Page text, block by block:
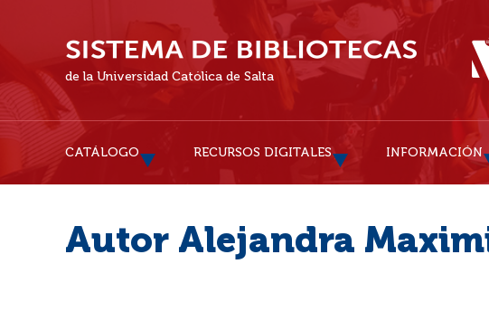
de la Universidad Católica de Salta
CATÁLOGO RECURSOS DIGITALES INFORMACIÓN
Autor Alejandra